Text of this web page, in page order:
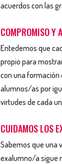
acuerdos con las
COMPROMISO Y
Entedemos que
propio para
con una formación
alumnos/as por
virtudes de cada
CUIDAMOS LOS
Sabemos que una
exalumno/a sigue